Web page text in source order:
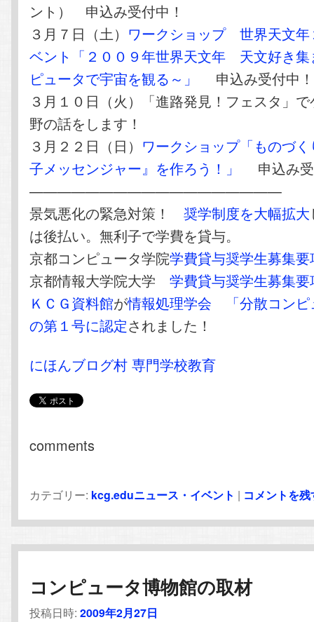
ント） 申込み受付中！
３月７日（土） ワークショップ 世界天文年
ベント「２００９年世界天文年 天文好き
ピュータで宇宙を観る～」
申込み受付中！
３月１０日（火）「進路発見！フェスタ」
野の話をします！
３月２２日（日） ワークショップ「ものづ
子メッセンジャー』を作ろう！」
申込み
——————————————————
景気悪化の緊急対策！奨学制度を大幅拡大
は後払い。無利子で学費を貸与。
京都コンピュータ学院学費貸与奨学生募集要
京都情報大学院大学学費貸与奨学生募集要
ＫＣＧ資料館が情報処理学会
「分散コン
の第１号に認定されました！
にほんブログ村 専門学校教育
comments
カテゴリー: kcg.eduニュース・イベント | コメントを残
コンピュータ博物館の取材
投稿日時:2009年2月27日